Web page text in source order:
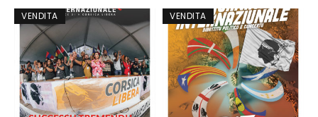
VENDITA VENDITA